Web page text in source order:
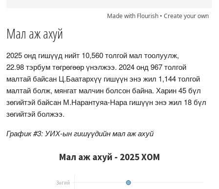
Made with Flourish • Create your own
Мал аж ахуй
2025 онд гишүүд нийт 10,560 толгой мал тоолуулж,
22.98 тэрбум төгрөгөөр үнэлжээ. 2024 онд 967 толгой
малтай байсан Ц.Баатархүү гишүүн энэ жил 1,144 толгой
малтай болж, мянгат малчин болсон байна. Харин 45 бүл
зөгийтэй байсан М.Нарантуяа-Нара гишүүн энэ жил 18 бүл
зөгийтэй болжээ.
График #3: УИХ-ын гишүүдийн мал аж ахуй